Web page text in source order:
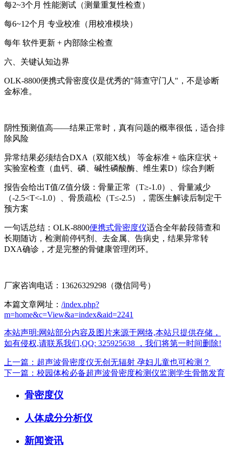
每2~3个月 性能测试（测量重复性检查）
每6~12个月 专业校准（用校准模块）
每年 软件更新 + 内部除尘检查
六、关键认知边界
OLK-8800便携式骨密度仪是优秀的"筛查守门人"，不是诊断
金标准。
阴性预测值高——结果正常时，真有问题的概率很低，适合排
除风险
异常结果必须结合DXA（双能X线） 等金标准 + 临床症状 +
实验室检查（血钙、磷、碱性磷酸酶、维生素D）综合判断
报告会给出T值/Z值分级：骨量正常（T≥-1.0）、骨量减少
（-2.5<T<-1.0）、骨质疏松（T≤-2.5），需医生解读后制定干
预方案
一句话总结：OLK-8800便携式骨密度仪适合全年龄段筛查和
长期随访，检测前停钙剂、去金属、告病史，结果异常转
DXA确诊，才是完整的骨健康管理闭环。
厂家咨询电话：13626329298（微信同号）
本篇文章网址： /index.php?
m=home&c=View&a=index&aid=2241
本站声明:网站部分内容及图片来源于网络,本站只提供存储，
如有侵权,请联系我们,QQ: 325925638 ，我们将第一时间删除!
上一篇：超声波骨密度仪无创无辐射 孕妇儿童也可检测？
下一篇：校园体检必备超声波骨密度检测仪监测学生骨骼发育
骨密度仪
人体成分分析仪
新闻资讯